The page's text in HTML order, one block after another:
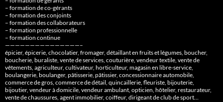
– formation de co-gérants
– formation des conjoints
– formation des collaborateurs
– formation professionnelle
– formation continue
———————————————–
épicier, épicerie, chocolatier, fromager, détaillant en fruits et légumes, boucher,
boucherie, buraliste, vente de services, couturière, vendeur textile, vente de
vêtements, agriculteur, cultivateur, horticulteur, magasin en libre-service,
boulangerie, boulanger, pâtisserie, pâtissier, concessionnaire automobile,
commerce de gros, commerce de détail, quincaillerie, fleuriste, bijouterie,
bijoutier, vendeur à domicile, vendeur ambulant, opticien, hôtelier, restaurateur,
vente de chaussures, agent immobilier, coiffeur, dirigeant de club de sport…